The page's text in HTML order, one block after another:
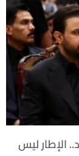
الإطار ليس